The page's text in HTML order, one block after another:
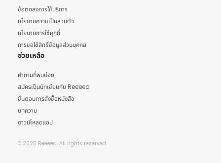
ข้อตกลงการใช้บริการ
นโยบายความเป็นส่วนตัว
นโยบายการใช้คุกกี้
การขอใช้สิทธิ์ข้อมูลส่วนบุคคล
ช่วยเหลือ
คำถามที่พบบ่อย
สมัครเป็นนักเขียนกับ Reeeed
ขั้นตอนการสั่งซื้อหนังสือ
บทความ
ดาวน์โหลดแอป
© 2025 Reeeed. All rights reserved.